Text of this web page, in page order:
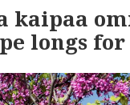
kaipaa
longs